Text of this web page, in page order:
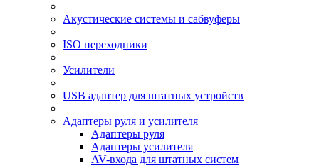
Акустические системы и сабвуферы
ISO переходники
Усилители
USB адаптер для штатных устройств
Адаптеры руля и усилителя
Адаптеры руля
Адаптеры усилителя
AV-входа для штатных систем